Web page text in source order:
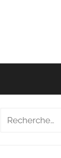
Recherche